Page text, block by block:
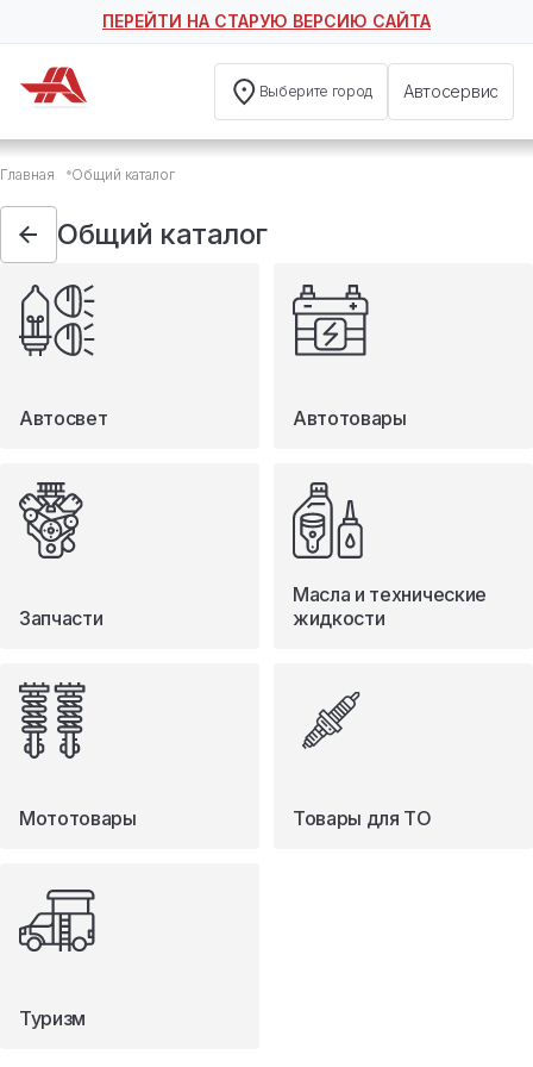
ПЕРЕЙТИ НА СТАРУЮ ВЕРСИЮ САЙТА
Выберите город Автосервис
Общий каталог
Автосвет
Автотовары
Запчасти
Масла и технические жидкости
Мототовары
Туризм
Главная Общий каталог
Общий каталог
Автосвет Автотовары
Запчасти
Масла и технические
жидкости
Мототовары Товары для ТО
Туризм